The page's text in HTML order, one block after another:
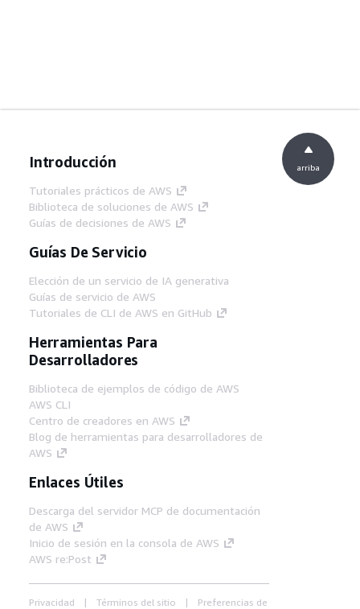
Introducción
Tutoriales prácticos de AWS
Biblioteca de soluciones de AWS
Guías de decisiones de AWS
Guías De Servicio
Elección de un servicio de IA generativa
Guías de servicio de AWS
Tutoriales de CLI de AWS en GitHub
Herramientas Para
Desarrolladores
Biblioteca de ejemplos de código de AWS
AWS CLI
Centro de creadores en AWS
Blog de herramientas para desarrolladores de
AWS
Enlaces Útiles
Descarga del servidor MCP de documentación
de AWS
Inicio de sesión en la consola de AWS
AWS re:Post
Privacidad Términos del sitio Preferencias de
arriba